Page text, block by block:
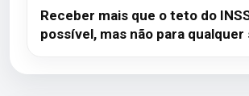
Receber mais que o teto do
possível, mas não para